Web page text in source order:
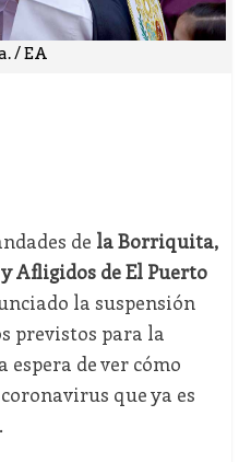
/ EA
de la Borriquita,
Afligidos de El Puerto
la suspensión
previstos para la
espera de ver cómo
que ya es